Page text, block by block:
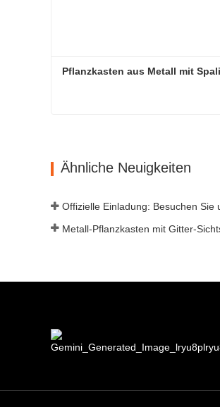
Pflanzkasten aus Metall mit
Ähnliche Neuigkeiten